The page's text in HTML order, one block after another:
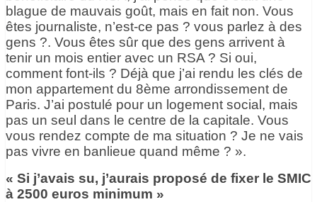
blague de mauvais goût, mais en fait non. Vous
êtes journaliste, n’est-ce pas ? vous parlez à des
gens ?. Vous êtes sûr que des gens arrivent à
tenir un mois entier avec un RSA ? Si oui,
comment font-ils ? Déjà que j’ai rendu les clés de
mon appartement du 8ème arrondissement de
Paris. J’ai postulé pour un logement social, mais
pas un seul dans le centre de la capitale. Vous
vous rendez compte de ma situation ? Je ne vais
pas vivre en banlieue quand même ? ».
« Si j’avais su, j’aurais proposé de fixer le SMIC
à 2500 euros minimum »